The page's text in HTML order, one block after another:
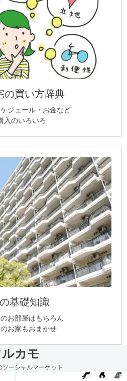
の買い方辞典
ジュール・お金など
入のいろいろ
基礎知識
お部屋はもちろん
お家もおまかせ
ルカモ
ソーシャルマーケット